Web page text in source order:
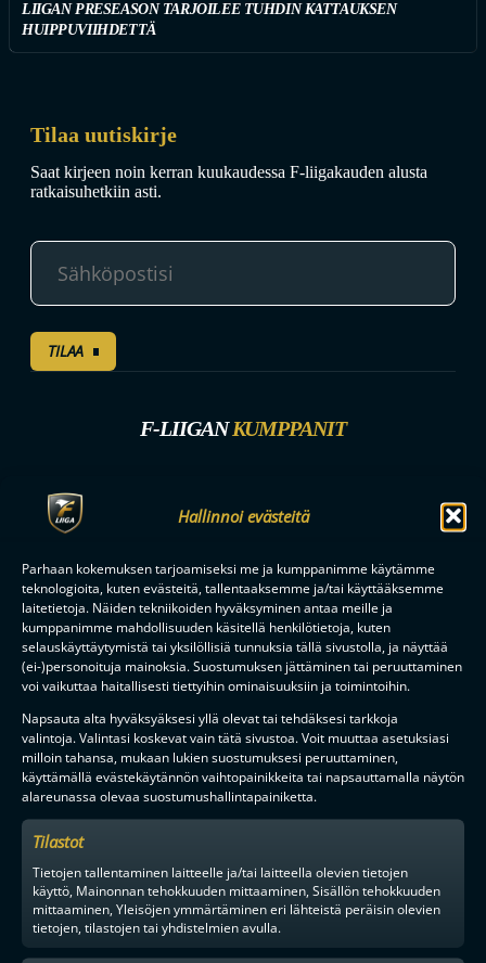
Hallinnoi evästeitä
Parhaan kokemuksen tarjoamiseksi me ja kumppanimme käytämme
teknologioita, kuten evästeitä, tallentaaksemme ja/tai käyttääksemme
laitetietoja. Näiden tekniikoiden hyväksyminen antaa meille ja
kumppanimme mahdollisuuden käsitellä henkilötietoja, kuten
selauskäyttäytymistä tai yksilöllisiä tunnuksia tällä sivustolla, ja näyttää
(ei-)personoituja mainoksia. Suostumuksen jättäminen tai peruuttaminen
voi vaikuttaa haitallisesti tiettyihin ominaisuuksiin ja toimintoihin.
Napsauta alta hyväksyäksesi yllä olevat tai tehdäksesi tarkkoja
valintoja. Valintasi koskevat vain tätä sivustoa. Voit muuttaa asetuksiasi
milloin tahansa, mukaan lukien suostumuksesi peruuttaminen,
käyttämällä evästekäytännön vaihtopainikkeita tai napsauttamalla näytön
alareunassa olevaa suostumushallintapainiketta.
Tilastot
Tietojen tallentaminen laitteelle ja/tai laitteella olevien tietojen
käyttö, Mainonnan tehokkuuden mittaaminen, Sisällön tehokkuuden
mittaaminen, Yleisöjen ymmärtäminen eri lähteistä peräisin olevien
tietojen, tilastojen tai yhdistelmien avulla.
LIIGAN PRESEASON TARJOILEE TUHDIN KATTAUKSEN
HUIPPUVIIHDETTÄ
Tilaa uutiskirje
Saat kirjeen noin kerran kuukaudessa F-liigakauden alusta
ratkaisuhetkiin asti.
TILAA
F-LIIGANKUMPPANIT